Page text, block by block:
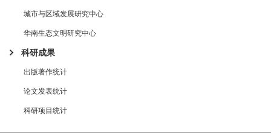
城市与区域发展研究中心
华南生态文明研究中心
科研成果
出版著作统计
论文发表统计
科研项目统计